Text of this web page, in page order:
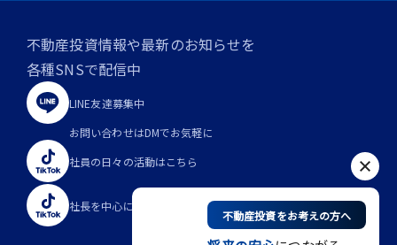
不動産投資をお考えの方へ
不動産投資情報や最新のお知らせを
各種SNSで配信中
LINE友達募集中
お問い合わせはDMでお気軽に
社員の日々の活動はこちら
社長を中心に